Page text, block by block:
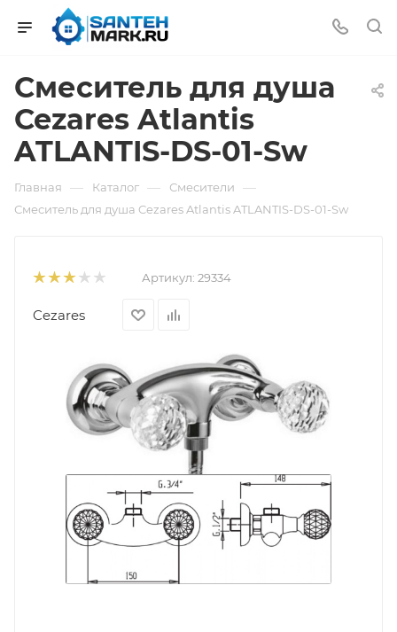
Смеситель для душа
Cezares Atlantis
ATLANTIS-DS-01-Sw
Главная — Каталог — Смесители —
Смеситель для душа Cezares Atlantis ATLANTIS-DS-01-Sw
Артикул: 29334
Cezares